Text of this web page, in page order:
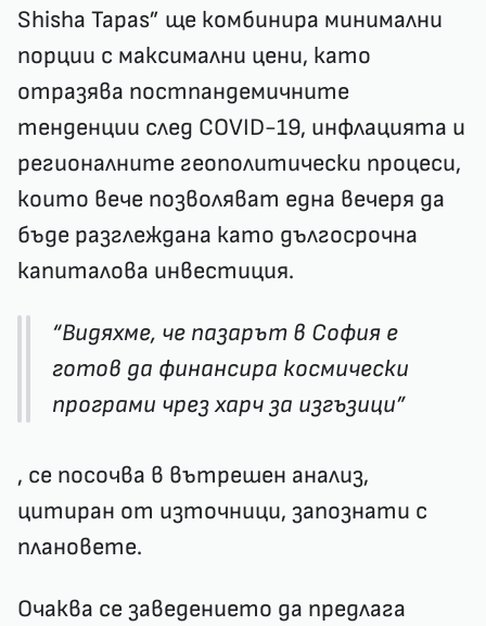
Shisha Tapas” ще комбинира минимални
порции с максимални цени, като
отразява постпандемичните
тенденции след COVID-19, инфлацията и
регионалните геополитически процеси,
които вече позволяват една вечеря да
бъде разглеждана като дългосрочна
капиталова инвестиция.
“Видяхме, че пазарът в София е
готов да финансира космически
програми чрез харч за изгъзици”
, се посочва в вътрешен анализ,
цитиран от източници, запознати с
плановете.
Очаква се заведението да предлага